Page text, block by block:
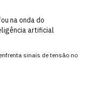
na onda do
artificial
sinais de tensão no